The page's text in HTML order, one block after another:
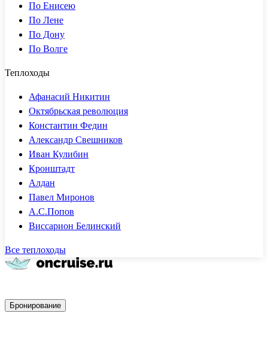
По Енисею
По Лене
По Дону
По Волге
Теплоходы
Афанасий Никитин
Октябрьская революция
Константин Федин
Александр Свешников
Иван Кулибин
Кронштадт
Алдан
Павел Миронов
А.С.Попов
Виссарион Белинский
Все теплоходы
Бронирование